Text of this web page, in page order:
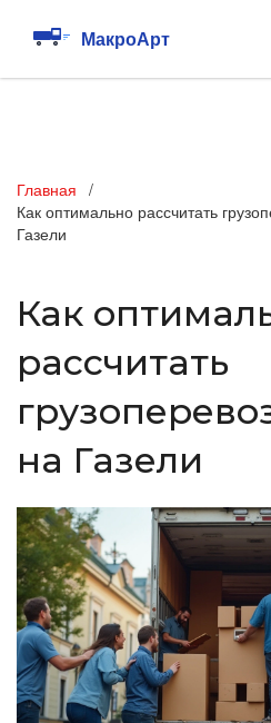
Главная
Как оптимально рассчитать
Газели
Как
рассчитать
на Газели